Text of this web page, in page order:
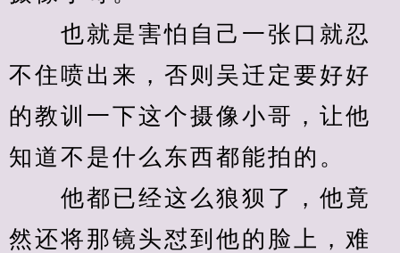
也就是害怕自己一张口就忍
不住喷出来，否则吴迁定要好好
的教训一下这个摄像小哥，让他
知道不是什么东西都能拍的。
他都已经这么狼狈了，他竟
然还将那镜头怼到他的脸上，难